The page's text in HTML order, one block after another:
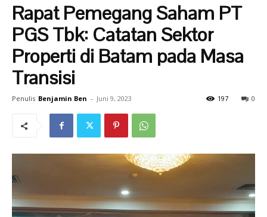
Rapat Pemegang Saham PT
PGS Tbk: Catatan Sektor
Properti di Batam pada Masa
Transisi
Penulis Benjamin Ben - Juni 9, 2023 0
197